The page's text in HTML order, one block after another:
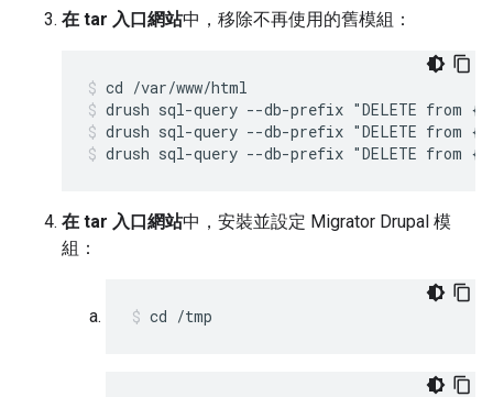
在 tar 入口網站中，移除不再使用的舊模組：
drush sql-query --db-prefix "DELETE from
drush sql-query --db-prefix "DELETE from
drush sql-query --db-prefix "DELETE from
在 tar 入口網站中，安裝並設定 Migrator Drupal 模
組：
cd /tmp